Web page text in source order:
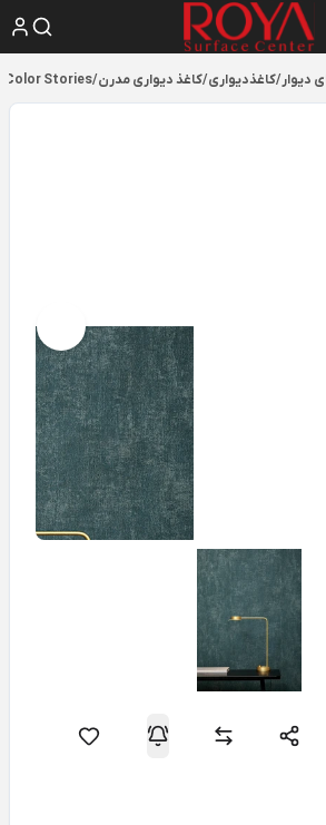
/کاغذدیواری/کاغذ دیواری مدرن/
Color Stories